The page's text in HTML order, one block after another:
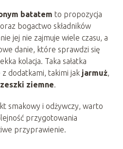
batatem to propozycja
bogactwo składników
jej nie zajmuje wiele czasu, a
danie, które sprawdzi się
kolacja. Taka sałatka
dodatkami, takimi jak jarmuż,
ziemne.
smakowy i odżywczy, warto
przygotowania
przyprawienie.